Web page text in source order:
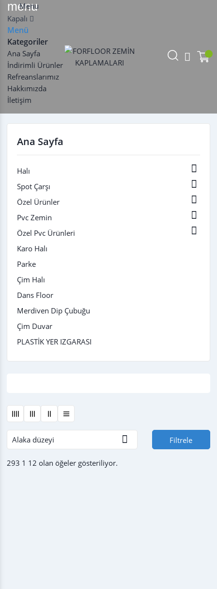
menu
Menu
Kapalı
Menü
Kategoriler
Ana Sayfa
İndirimli Ürünler
Refreanslarımız
Hakkımızda
İletişim
Ana Sayfa
Halı 
Spot Çarşı 
Özel Ürünler 
Pvc Zemin 
Özel Pvc Ürünleri 
Karo Halı
Parke
Çim Halı
Dans Floor
Merdiven Dip Çubuğu
Çim Duvar
PLASTİK YER IZGARASI
Alaka düzeyi  Filtrele
293 1 12 olan öğeler gösteriliyor.